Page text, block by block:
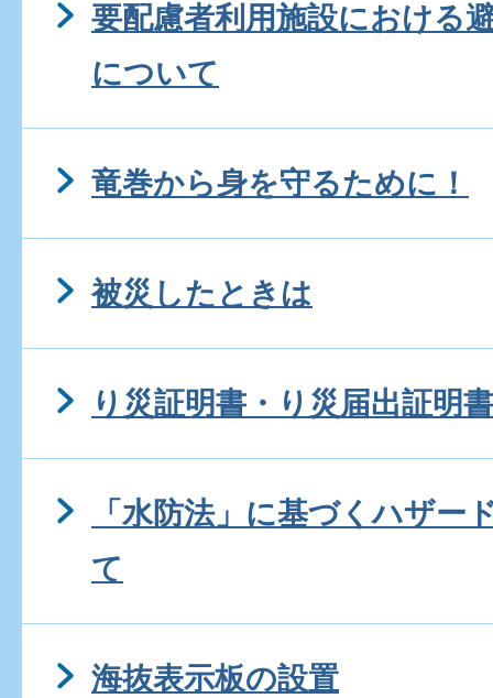
要配慮者利用施設における
について
竜巻から身を守るために！
被災したときは
り災証明書・り災届出証明書
「水防法」に基づくハザー
て
海抜表示板の設置